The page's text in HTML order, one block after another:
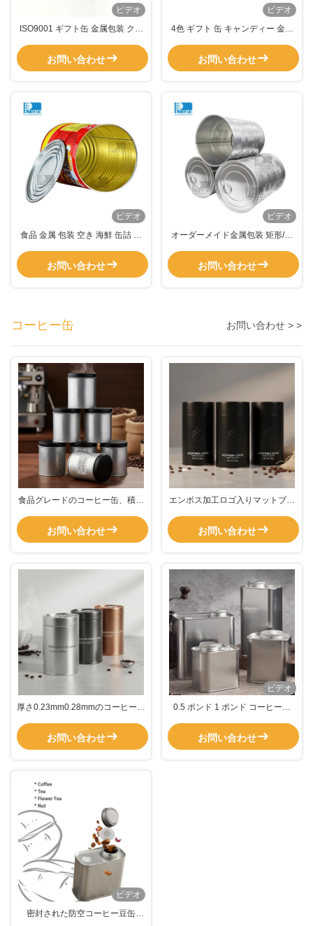
ビデオ
ISO9001 ギフト缶 金属包装 クッ
お問い合わせ
ビデオ
4色 ギフト 缶 キャンディー 金属
お問い合わせ
ビデオ
食品 金属 包装 空き 海鮮 缶詰 包
お問い合わせ
ビデオ
オーダーメイド金属包装 矩形/丸
お問い合わせ
コーヒー缶 お問い合わせ > >
食品グレードのコーヒー缶、積み
れた保護と鮮度保持を提供するコ
ーヒー用
お問い合わせ
エンボス加工ロゴ入りマットブラ
コーヒー包装や消費者の魅力に最
適
お問い合わせ
厚さ0.23mm0.28mmのコーヒー缶
ソリューションのために理想的で
す.
お問い合わせ
ビデオ
0.5 ポンド 1 ポンド コーヒー缶
お問い合わせ
ビデオ
密封された防空コーヒー豆缶